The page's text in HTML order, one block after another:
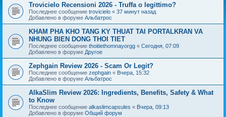
Trovicielo Recensioni 2026 - Truffa o legittimo?
Последнее сообщение trovicielo « 37 минут назад
Добавлено в форуме Альбатрос
KHAM PHA KHO TANG KY THUAT TAI PORTALKRAN VA
NHUNG BIEN DONG THOI TIET
Последнее сообщение thoitiethomnayorgg « Сегодня, 07:09
Добавлено в форуме Другое
Zephgain Review 2026 - Scam Or Legit?
Последнее сообщение zephgain « Вчера, 15:32
Добавлено в форуме Альбатрос
AlkaSlim Review 2026: Ingredients, Benefits, Safety & What
to Know
Последнее сообщение alkaslimcapsules « Вчера, 09:13
Добавлено в форуме Общий форум